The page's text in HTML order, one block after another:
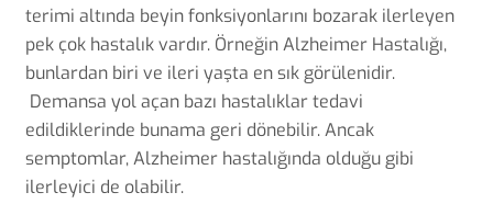
terimi altında beyin fonksiyonlarını bozarak ilerleyen
pek çok hastalık vardır. Örneğin Alzheimer Hastalığı,
bunlardan biri ve ileri yaşta en sık görülenidir.
Demansa yol açan bazı hastalıklar tedavi
edildiklerinde bunama geri dönebilir. Ancak
semptomlar, Alzheimer hastalığında olduğu gibi
ilerleyici de olabilir.